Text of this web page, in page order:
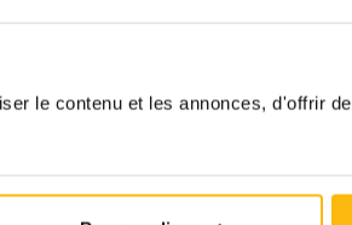
le contenu et les annonces, d'offrir
in non-profitorganisaties